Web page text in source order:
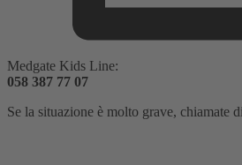
Medgate Kids Line:
058 387 77 07
Se la situazione è molto grave, chiamate